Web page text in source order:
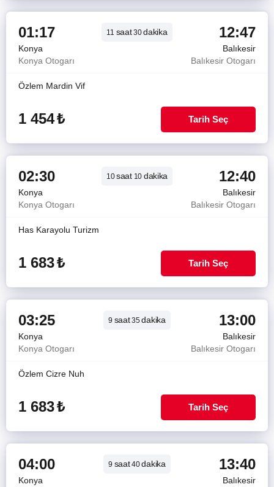
01:17 11 saat30dakika 12:47
Konya
Balıkesir
Konya Otogarı
Balıkesir Otogarı
Özlem Mardin Vif
1 454₺ Tarih Seç
02:30 10saat10 dakika 12:40
Konya
Balıkesir
Konya Otogarı
Balıkesir Otogarı
Has Karayolu Turizm
1 683₺ Tarih Seç
03:25 9 saat35dakika 13:00
Konya
Balıkesir
Konya Otogarı
Balıkesir Otogarı
Özlem Cizre Nuh
1 683₺ Tarih Seç
04:00 9 saat40dakika 13:40
Konya
Balıkesir